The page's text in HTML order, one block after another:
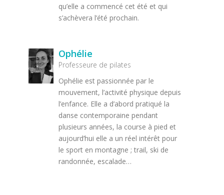
qu’elle a commencé cet été et qui
s’achèvera l’été prochain.
Ophélie
Professeure de pilates
Ophélie est passionnée par le
mouvement, l’activité physique depuis
l’enfance. Elle a d’abord pratiqué la
danse contemporaine pendant
plusieurs années, la course à pied et
aujourd’hui elle a un réel intérêt pour
le sport en montagne ; trail, ski de
randonnée, escalade…